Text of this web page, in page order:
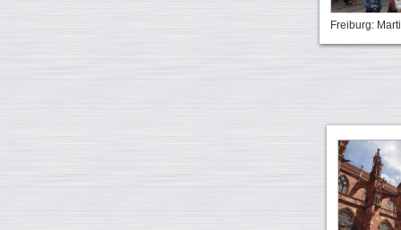
Freiburg: